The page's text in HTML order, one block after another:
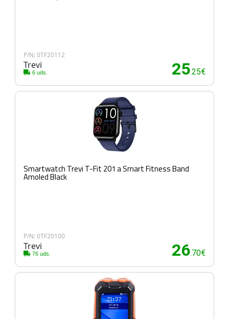
P/N: 0TF20112
Trevi
6 uds. 25.25€
Smartwatch Trevi T-Fit 201 a Smart Fitness Band
Amoled Black
P/N: 0TF20100
Trevi
76 uds. 26.70€